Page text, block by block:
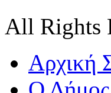
All Rights
Αρχική